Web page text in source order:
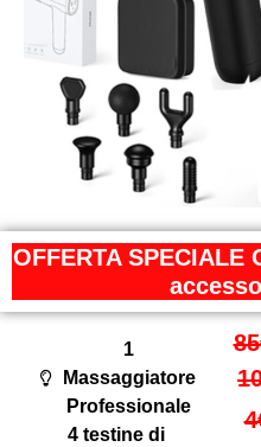
OFFERTA
1
Massaggiatore
Professionale
4 testine di